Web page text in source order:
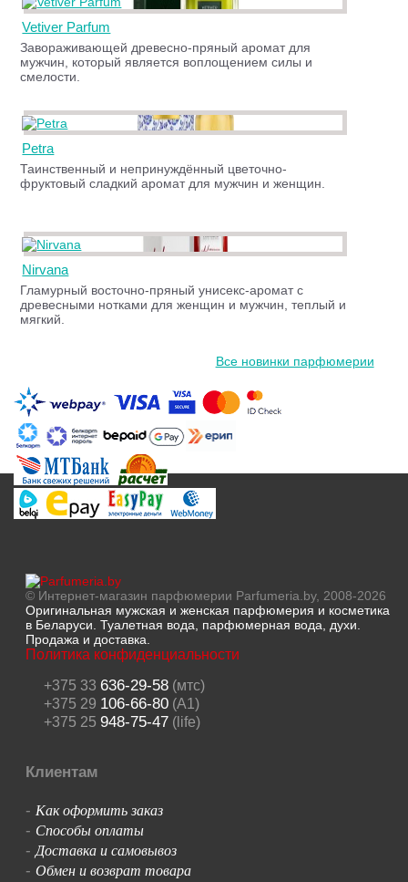
Vetiver Parfum
Завораживающей древесно-пряный аромат для
мужчин, который является воплощением силы и
смелости.
Petra
Таинственный и непринуждённый цветочно-
фруктовый сладкий аромат для мужчин и женщин.
Nirvana
Гламурный восточно-пряный унисекс-аромат с
древесными нотками для женщин и мужчин, теплый и
мягкий.
Все новинки парфюмерии
© Интернет-магазин парфюмерии Parfumeria.by, 2008-2026
Оригинальная мужская и женская парфюмерия и косметика
в Беларуси. Туалетная вода, парфюмерная вода, духи.
Продажа и доставка.
Политика конфиденциальности
+375 33 636-29-58(мтс)
+375 29 106-66-80(A1)
+375 25 948-75-47(life)
Клиентам
- Как оформить заказ
- Способы оплаты
-Доставка и самовывоз
- Обмен и возврат товара